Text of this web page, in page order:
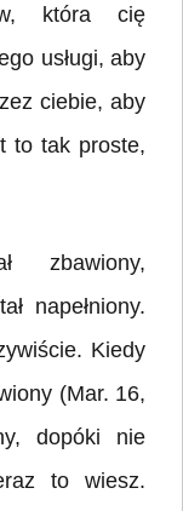
która cię
usługi, aby
ciebie, aby
to tak proste,
zbawiony,
napełniony.
Kiedy
(Mar. 16,
dopóki nie
to wiesz.